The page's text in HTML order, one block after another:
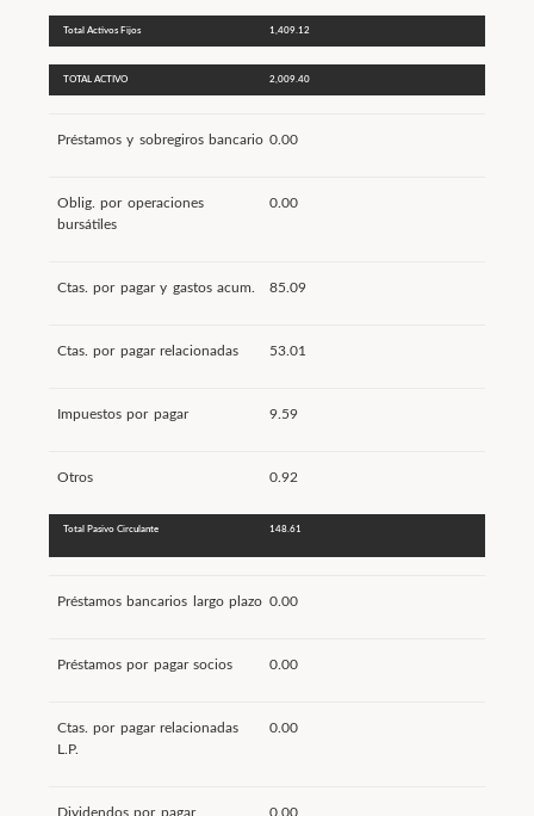
Total Activos Fijos 1,409.12
TOTAL ACTIVO 2,009.40
Préstamos y sobregiros bancario 0.00
Oblig. por operaciones
bursátiles
0.00
Ctas. por pagar y gastos acum. 85.09
Ctas. por pagar relacionadas 53.01
Impuestos por pagar 9.59
Otros 0.92
Total Pasivo Circulante 148.61
Préstamos bancarios largo plazo 0.00
Préstamos por pagar socios 0.00
Ctas. por pagar relacionadas
L.P.
0.00
Dividendos por pagar 0.00